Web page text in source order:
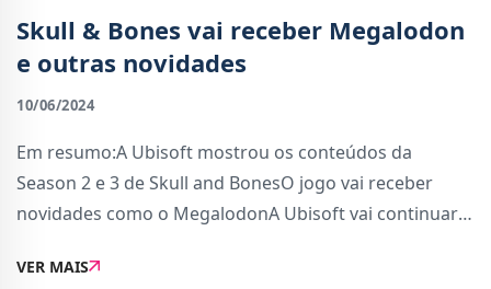
Skull & Bones vai receber Megalodon
e outras novidades
10/06/2024
Em resumo:A Ubisoft mostrou os conteúdos da
Season 2 e 3 de Skull and BonesO jogo vai receber
novidades como o MegalodonA Ubisoft vai continuar a
próximos meses.No Ubisoft Forward de hoje, mostrou
VER MAIS